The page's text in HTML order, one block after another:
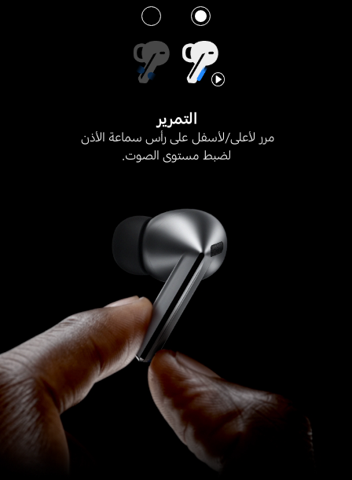
التمرير
مرر لأعلى/لأسفل على رأس سماعة الأذن
لضبط مستوى الصوت.